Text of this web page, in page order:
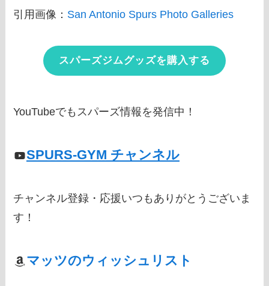
引用画像： San Antonio Spurs Photo Galleries
スパーズジムグッズを購入する
YouTubeでもスパーズ情報を発信中！
SPURS-GYM チャンネル
チャンネル登録・応援いつもありがとうございま
す！
マッツのウィッシュリスト